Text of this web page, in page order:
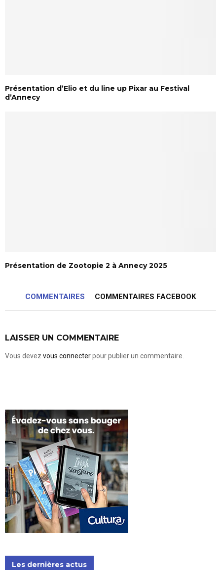
Présentation d’Elio et du line up Pixar au Festival
d’Annecy
Présentation de Zootopie 2 à Annecy 2025
COMMENTAIRES COMMENTAIRES FACEBOOK
LAISSER UN COMMENTAIRE
Vous devez vous connecterpour publier un commentaire.
Les dernières actus